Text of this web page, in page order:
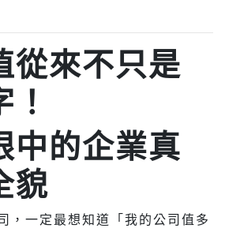
從來不只是
中的企業真
貌
，一定最想知道「我的公司值多